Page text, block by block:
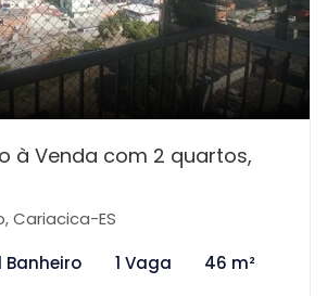
à Venda com 2 quartos,
Cariacica-ES
Banheiro 1 Vaga 46 m²